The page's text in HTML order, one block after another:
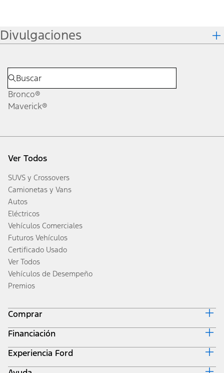
Divulgaciones
Bronco®
Maverick®
Ver Todos
SUVS y Crossovers
Camionetas y Vans
Autos
Eléctricos
Vehículos Comerciales
Futuros Vehículos
Certificado Usado
Ver Todos
Vehículos de Desempeño
Premios
Comprar
Diseña y Cotiza
Inventario
Obtener una Cotización
Valor de Intercambio
Financiación
Inicio de Ford Credit
Por Qué Ford Credit
Experiencia Ford